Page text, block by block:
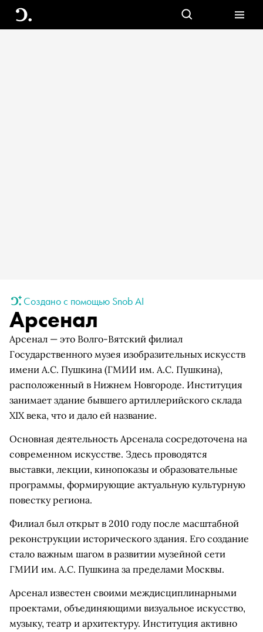
Создано с помощью Snob AI
Арсенал
Арсенал — это Волго-Вятский филиал
Государственного музея изобразительных искусств
имени А.С. Пушкина (ГМИИ им. А.С. Пушкина),
расположенный в Нижнем Новгороде. Институция
занимает здание бывшего артиллерийского склада
XIX века, что и дало ей название.
Основная деятельность Арсенала сосредоточена на
современном искусстве. Здесь проводятся
выставки, лекции, кинопоказы и образовательные
программы, формирующие актуальную культурную
повестку региона.
Филиал был открыт в 2010 году после масштабной
реконструкции исторического здания. Его создание
стало важным шагом в развитии музейной сети
ГМИИ им. А.С. Пушкина за пределами Москвы.
Арсенал известен своими междисциплинарными
проектами, объединяющими визуальное искусство,
музыку, театр и архитектуру. Институция активно